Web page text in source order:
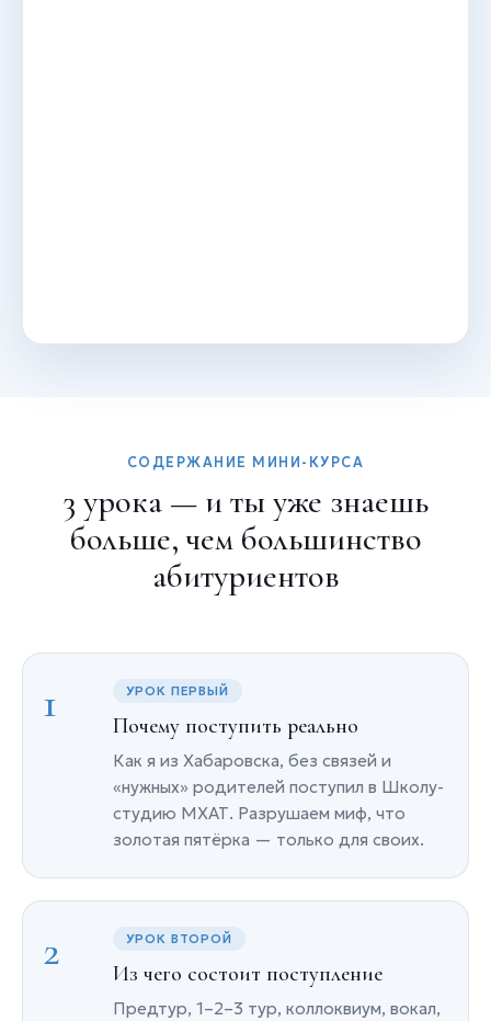
СОДЕРЖАНИЕ МИНИ-КУРСА
3 урока — и ты уже знаешь
больше, чем большинство
абитуриентов
1 УРОК ПЕРВЫЙ
Почему поступить реально
Как я из Хабаровска, без связей и
«нужных» родителей поступил в Школу-
студию МХАТ. Разрушаем миф, что
золотая пятёрка — только для своих.
2 УРОК ВТОРОЙ
Из чего состоит поступление
Предтур, 1–2–3 тур, коллоквиум, вокал,